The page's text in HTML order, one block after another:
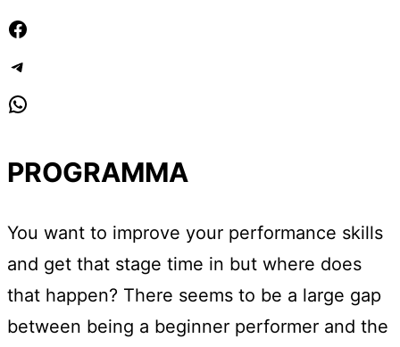
PROGRAMMA
You want to improve your performance skills
and get that stage time in but where does
that happen? There seems to be a large gap
between being a beginner performer and the